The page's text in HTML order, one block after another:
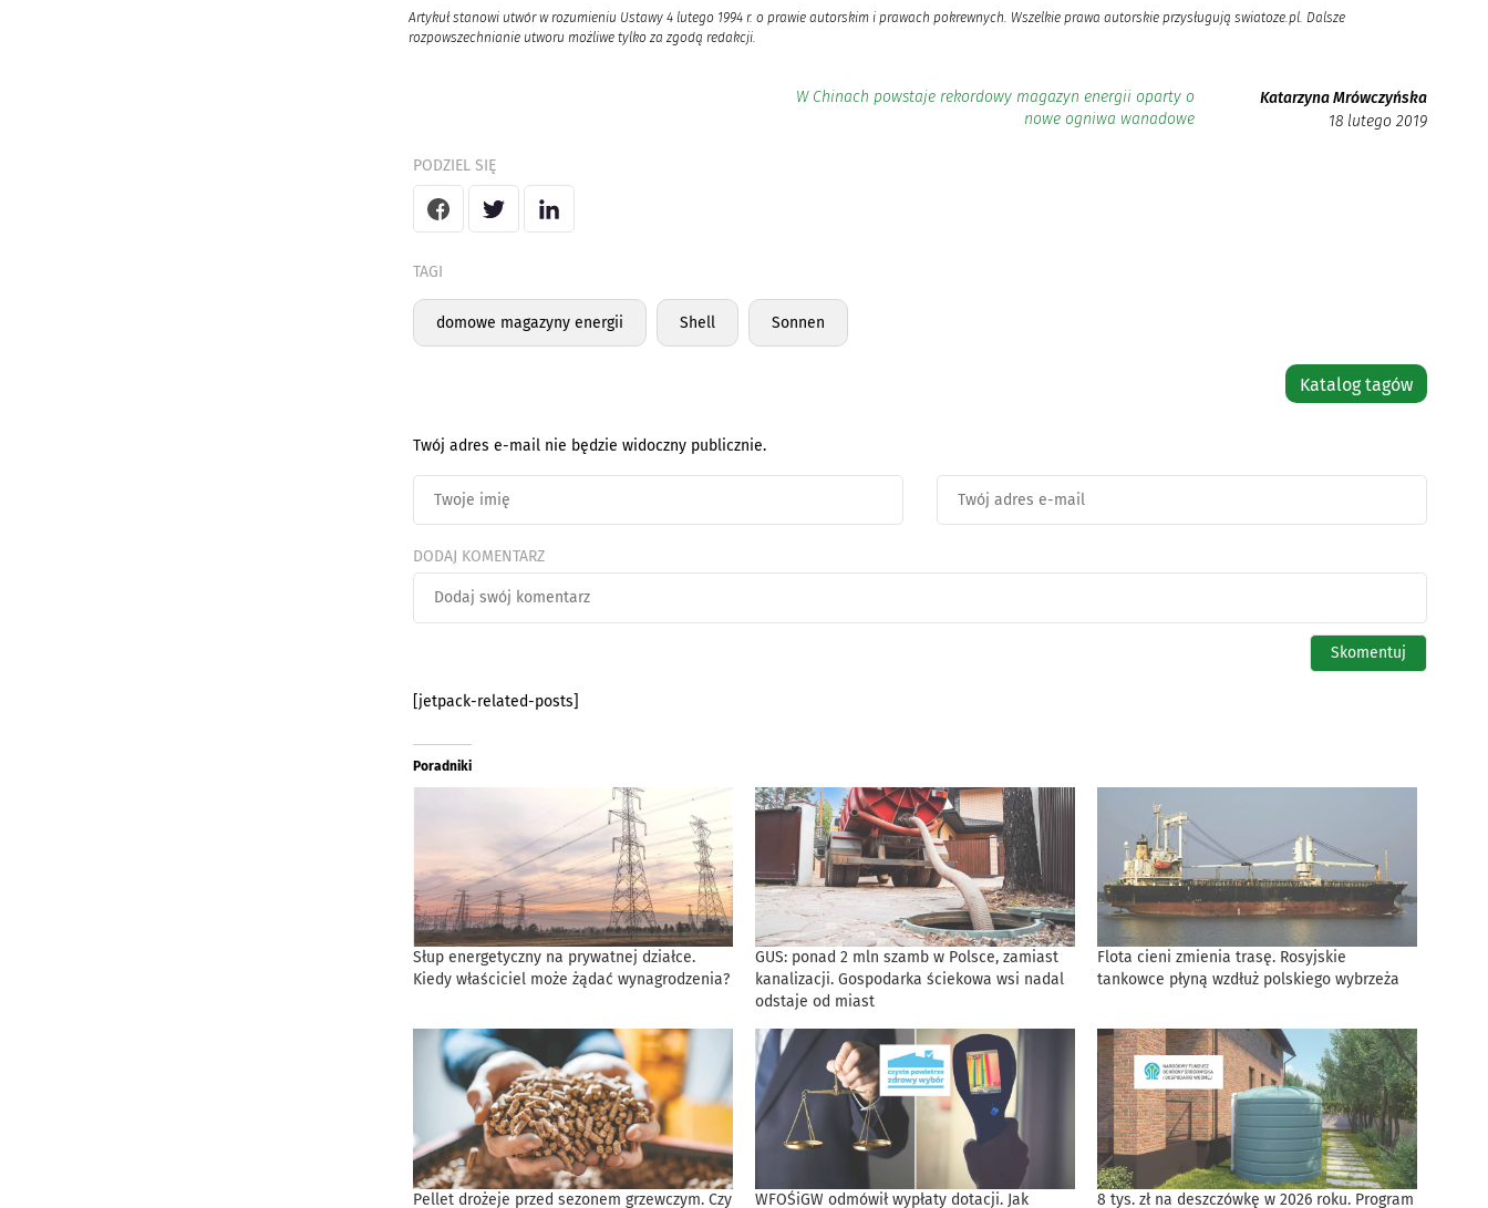
Artykuł stanowi utwór w rozumieniu Ustawy 4 lutego 1994 r. o prawie autorskim i prawach pokrewnych. Wszelkie prawa autorskie przysługują swiatoze.pl. Dalsze
rozpowszechnianie utworu możliwe tylko za zgodą redakcji.
W Chinach powstaje rekordowy magazyn energii oparty o
nowe ogniwa wanadowe
Katarzyna Mrówczyńska
18 lutego 2019
PODZIEL SIĘ
TAGI
domowe magazyny energii Shell Sonnen
Katalog tagów
Twój adres e-mail nie będzie widoczny publicznie.
DODAJ KOMENTARZ
[jetpack-related-posts]
Poradniki
Słup energetyczny na prywatnej działce.
Kiedy właściciel może żądać wynagrodzenia?
GUS: ponad 2 mln szamb w Polsce, zamiast
kanalizacji. Gospodarka ściekowa wsi nadal
odstaje od miast
Flota cieni zmienia trasę. Rosyjskie
tankowce płyną wzdłuż polskiego wybrzeża
Pellet drożeje przed sezonem grzewczym. Czy WFOŚiGW odmówił wypłaty dotacji. Jak 8 tys. zł na deszczówkę w 2026 roku. Program